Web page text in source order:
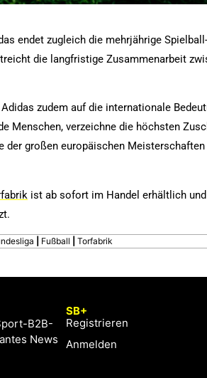
endet zugleich die mehrjährige
die langfristige Zusammenarbeit
zudem auf die internationale
Menschen, verzeichne die höchsten
der großen europäischen
ist ab sofort im Handel erhältlich
Fußball |Torfabrik
B2B-
News
SB+
Registrieren
Anmelden